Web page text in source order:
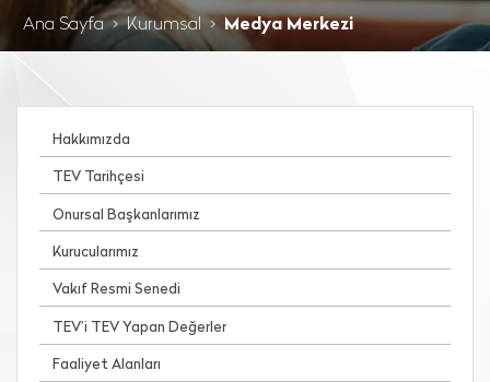
Ana Sayfa Kurumsal Medya Merkezi
Hakkımızda
TEV Tarihçesi
Onursal Başkanlarımız
Kurucularımız
Vakıf Resmi Senedi
TEV’i TEV Yapan Değerler
Faaliyet Alanları